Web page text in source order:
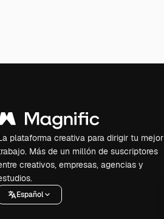
plataforma creativa para dirigir tu mejor
Más de un millón de suscriptores
creativos, empresas, agencias y
Español